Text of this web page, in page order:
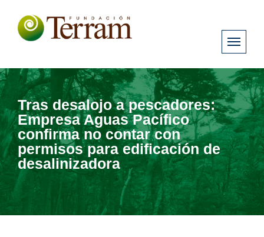
Tras desalojo a pescadores:
Empresa Aguas Pacífico
confirma no contar con
permisos para edificación de
desalinizadora